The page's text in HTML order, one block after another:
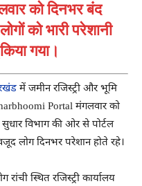
को दिनभर बंद
को भारी परेशानी
गया।
में जमीन रजिस्ट्री और भूमि
Portal मंगलवार को
विभाग की ओर से पोर्टल
लोग दिनभर परेशान होते रहे।
स्थित रजिस्ट्री कार्यालय